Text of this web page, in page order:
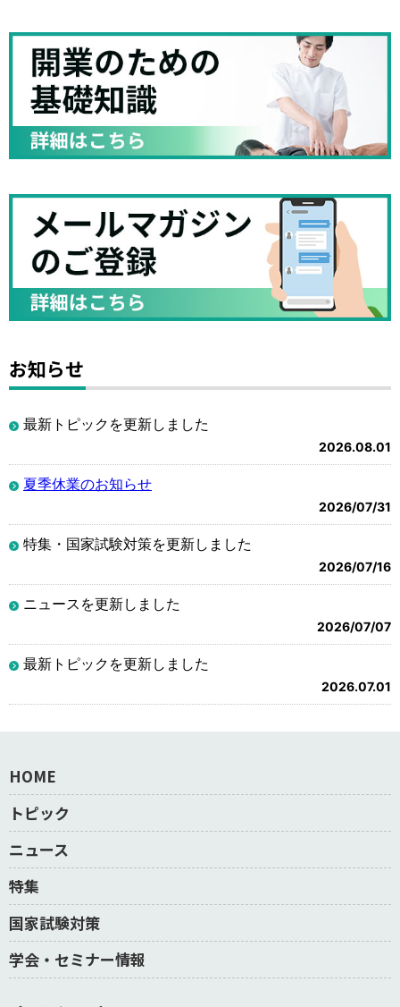
お知らせ
最新トピックを更新しました
2026.08.01
夏季休業のお知らせ
2026/07/31
特集・国家試験対策を更新しました
2026/07/16
ニュースを更新しました
2026/07/07
最新トピックを更新しました
2026.07.01
HOME
トピック
ニュース
特集
国家試験対策
学会・セミナー情報